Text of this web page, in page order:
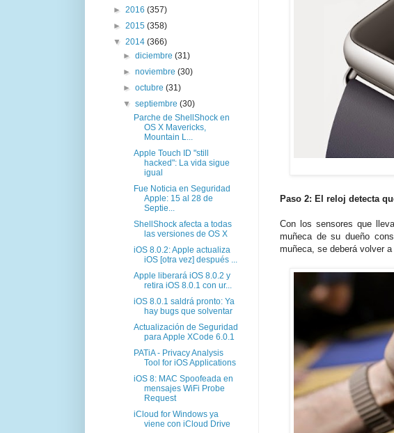
Paso 2: El reloj detecta
Con los sensores que
muñeca de su dueño
muñeca, se deberá volver a
► 2016 (357)
► 2015 (358)
▼ 2014 (366)
►diciembre(31)
►noviembre(30)
►octubre(31)
▼septiembre(30)
Parche de ShellShock en
OS X Mavericks,
Mountain L...
Apple Touch ID "still
hacked": La vida sigue
igual
Fue Noticia en Seguridad
Apple: 15 al 28 de
Septie...
ShellShock afecta a todas
las versiones de OS X
iOS 8.0.2: Apple actualiza
iOS [otra vez] después ...
Apple liberará iOS 8.0.2 y
retira iOS 8.0.1 con ur...
iOS 8.0.1 saldrá pronto: Ya
hay bugs que solventar
Actualización de Seguridad
para Apple XCode 6.0.1
PATiA - Privacy Analysis
Tool for iOS Applications
iOS 8: MAC Spoofeada en
mensajes WiFi Probe
Request
iCloud for Windows ya
viene con iCloud Drive